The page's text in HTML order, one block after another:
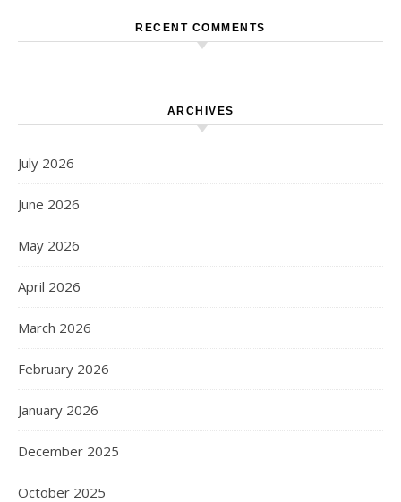
RECENT COMMENTS
ARCHIVES
July 2026
June 2026
May 2026
April 2026
March 2026
February 2026
January 2026
December 2025
October 2025